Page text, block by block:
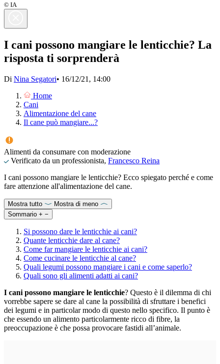
© IA
I cani possono mangiare le lenticchie? La
risposta ti sorprenderà
Di Nina Segatori• 16/12/21, 14:00
Home
Cani
Alimentazione del cane
Il cane può mangiare...?
Alimenti da consumare con moderazione
Verificato da un professionista, Francesco Reina
I cani possono mangiare le lenticchie? Ecco spiegato perché e come
fare attenzione all'alimentazione del cane.
Mostra tutto
Mostra di meno
Sommario + −
Si possono dare le lenticchie ai cani?
Quante lenticchie dare al cane?
Come far mangiare le lenticchie ai cani?
Come cucinare le lenticchie al cane?
Quali legumi possono mangiare i cani e come saperlo?
Quali sono gli alimenti adatti ai cani?
I cani possono mangiare le lenticchie? Questo è il dilemma di chi
vorrebbe sapere se dare al cane la possibilità di sfruttare i benefici
dei legumi e in particolar modo di questo nello specifico. Il punto è
che essendo un alimento particolarmente ricco di fibre, la
preoccupazione è che possa provocare fastidi all’animale.